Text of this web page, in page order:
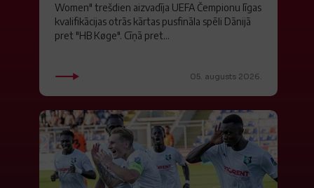
Women" trešdien aizvadīja UEFA Čempionu līgas
kvalifikācijas otrās kārtas pusfināla spēli Dānijā
pret "HB Køge". Cīņā pret...
05. augusts 2026.